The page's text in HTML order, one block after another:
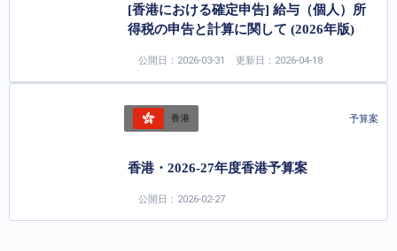
[香港における確定申告] 給与（個人）所
得税の申告と計算に関して (2026年版)
公開日：2026-03-31 更新日：2026-04-18
香港 予算案
香港・2026-27年度香港予算案
公開日：2026-02-27